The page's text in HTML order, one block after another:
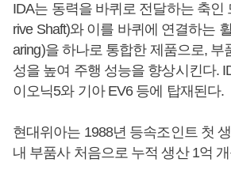
IDA는 동력을 바퀴로 전달하는 축인
rive Shaft)와 이를 바퀴에 연결하는
aring)을 하나로 통합한 제품으로, 부
성을 높여 주행 성능을 향상시킨다.
이오닉5와 기아 EV6 등에 탑재된다.
현대위아는 1988년 등속조인트 첫
내 부품사 처음으로 누적 생산 1억